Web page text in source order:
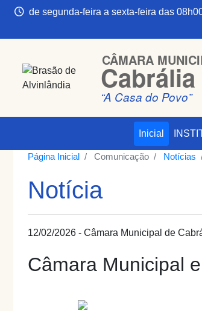
de segunda-feira a sexta-feira das
CÂMARA
“A Casa do Povo”
Inicial
Página Inicial Comunicação Notícias
Notícia
12/02/2026 - Câmara Municipal de
Câmara Municipal